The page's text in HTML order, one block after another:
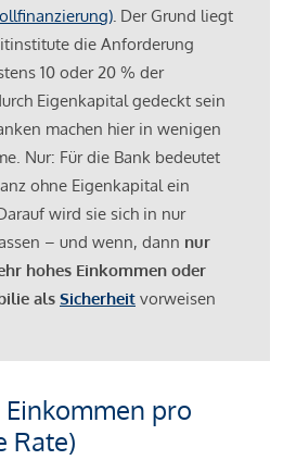
. Der Grund liegt
die Anforderung
10 oder 20 % der
Eigenkapital gedeckt sein
machen hier in wenigen
Nur: Für die Bank bedeutet
ohne Eigenkapital ein
wird sie sich in nur
– und wenn, dann nur
hohes Einkommen oder
als Sicherheit vorweisen
pro
Rate)